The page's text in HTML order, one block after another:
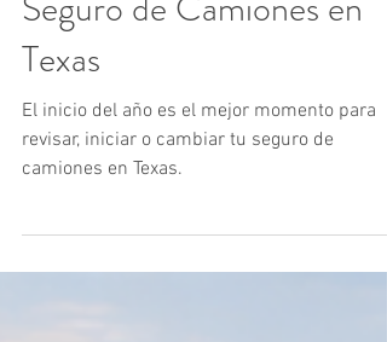
Inicio del Año es el Mejor
Momento para Revisar,
Iniciar o Cambiar tu
Seguro de Camiones en
Texas